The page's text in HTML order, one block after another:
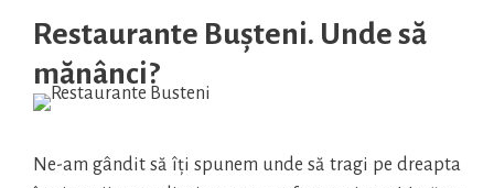
Restaurante Bușteni. Unde să
mănânci?
Ne-am gândit să îți spunem unde să tragi pe dreapta